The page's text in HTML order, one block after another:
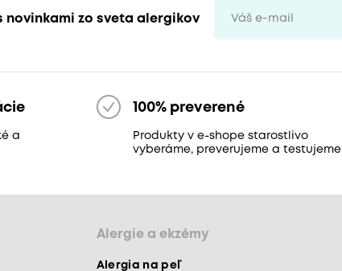
zo sveta alergikov
a
100% preverené
Produkty v e-shope starostlivo
vyberáme, preverujeme a testujeme
Alergie a ekzémy
Alergia na peľ